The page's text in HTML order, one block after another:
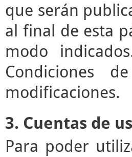
que serán
al final de esta
modo
Condiciones
modificaciones.
3. Cuentas de
Para poder